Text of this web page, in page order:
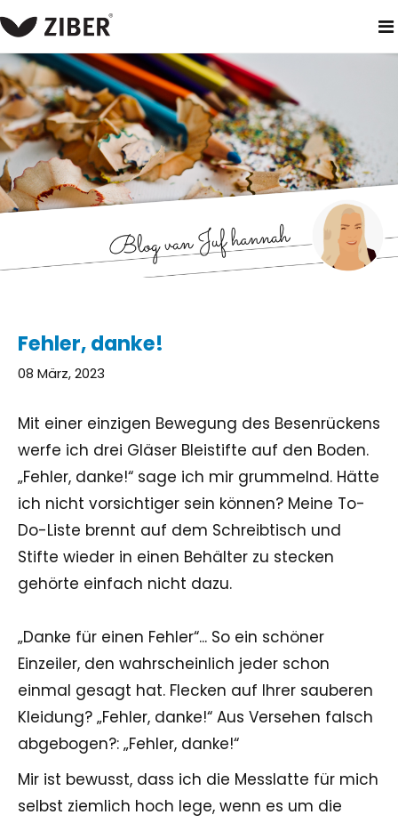
heim neuigkeiten fehler, danke!
Fehler, danke!
08 März, 2023
Mit einer einzigen Bewegung des Besenrückens
werfe ich drei Gläser Bleistifte auf den Boden.
„Fehler, danke!“ sage ich mir grummelnd. Hätte
ich nicht vorsichtiger sein können? Meine To-
Do-Liste brennt auf dem Schreibtisch und
Stifte wieder in einen Behälter zu stecken
gehörte einfach nicht dazu.
„Danke für einen Fehler“... So ein schöner
Einzeiler, den wahrscheinlich jeder schon
einmal gesagt hat. Flecken auf Ihrer sauberen
Kleidung? „Fehler, danke!“ Aus Versehen falsch
abgebogen?: „Fehler, danke!“
Mir ist bewusst, dass ich die Messlatte für mich
selbst ziemlich hoch lege, wenn es um die